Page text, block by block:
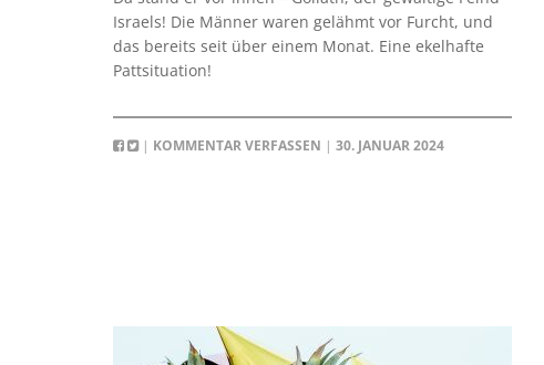
Israels! Die Männer waren gelähmt vor Furcht, und
das bereits seit über einem Monat. Eine ekelhafte
Pattsituation!
| KOMMENTAR VERFASSEN | 30. JANUAR 2024